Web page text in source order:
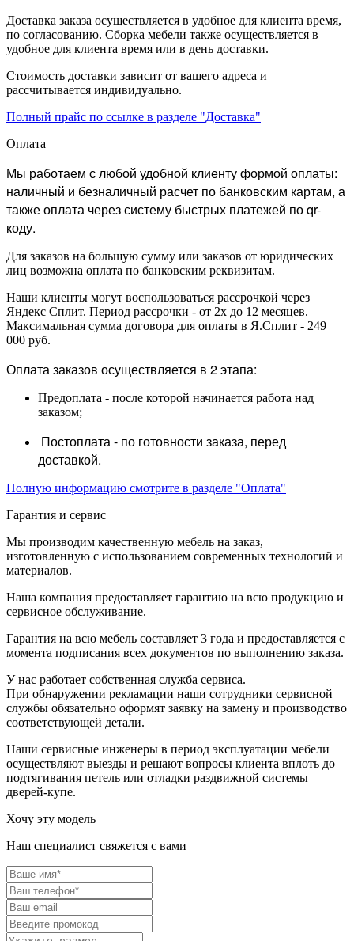
Доставка заказа осуществляется в удобное для клиента время,
по согласованию. Сборка мебели также осуществляется в
удобное для клиента время или в день доставки.
Стоимость доставки зависит от вашего адреса и
рассчитывается индивидуально.
Полный прайс по ссылке в разделе "Доставка"
Оплата
Мы работаем с любой удобной клиенту формой оплаты:
наличный и безналичный расчет по банковским картам, а
также оплата через систему быстрых платежей по qr-
коду.
Для заказов на большую сумму или заказов от юридических
лиц возможна оплата по банковским реквизитам.
Наши клиенты могут воспользоваться рассрочкой через
Яндекс Сплит. Период рассрочки - от 2х до 12 месяцев.
Максимальная сумма договора для оплаты в Я.Сплит - 249
000 руб.
Оплата заказов осуществляется в 2 этапа:
Предоплата - после которой начинается работа над
заказом;
Постоплата - по готовности заказа, перед
доставкой.
Полную информацию смотрите в разделе "Оплата"
Гарантия и сервис
Мы производим качественную мебель на заказ,
изготовленную с использованием современных технологий и
материалов.
Наша компания предоставляет гарантию на всю продукцию и
сервисное обслуживание.
Гарантия на всю мебель составляет 3 года и предоставляется с
момента подписания всех документов по выполнению заказа.
У нас работает собственная служба сервиса.
При обнаружении рекламации наши сотрудники сервисной
службы обязательно оформят заявку на замену и производство
соответствующей детали.
Наши сервисные инженеры в период эксплуатации мебели
осуществляют выезды и решают вопросы клиента вплоть до
подтягивания петель или отладки раздвижной системы
дверей-купе.
Хочу эту модель
Наш специалист свяжется с вами